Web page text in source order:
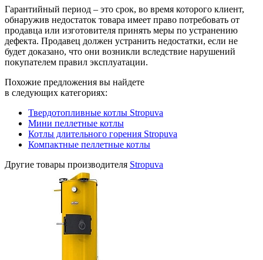
Гарантийный период – это срок, во время которого клиент,
обнаружив недостаток товара имеет право потребовать от
продавца или изготовителя принять меры по устранению
дефекта. Продавец должен устранить недостатки, если не
будет доказано, что они возникли вследствие нарушений
покупателем правил эксплуатации.
Похожие предложения вы найдете
в следующих категориях:
Твердотопливные котлы Stropuva
Мини пеллетные котлы
Котлы длительного горения Stropuva
Компактные пеллетные котлы
Другие товары производителя Stropuva